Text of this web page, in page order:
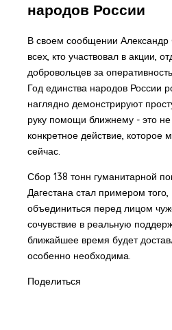
народов России
В своем сообщении Александр
всех, кто участвовал в акции,
добровольцев за
Год единства народов России
наглядно демонстрируют
руку помощи ближнему - это не
конкретное действие, которое
сейчас.
Сбор 138 тонн гуманитарной
Дагестана стал примером
объединиться перед лицом
сочувствие в реальную
ближайшее время будет
особенно необходима.
Поделиться